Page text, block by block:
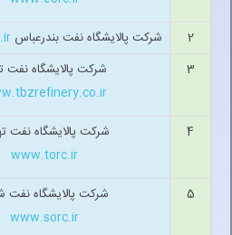
2 شرکت پالایشگاه نفت بندرعباس
3
شرکت پالایشگاه نفت
4
شرکت پالایشگاه نفت
www.torc.ir
5
شرکت پالایشگاه نفت
www.sorc.ir